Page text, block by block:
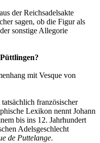
der Reichsadelsakte
sagen, ob die Figur als
sonstige Allegorie
mit Vesque von
französischer
Lexikon nennt Johann
bis ins 12. Jahrhundert
Adelsgeschlecht
de Puttelange.